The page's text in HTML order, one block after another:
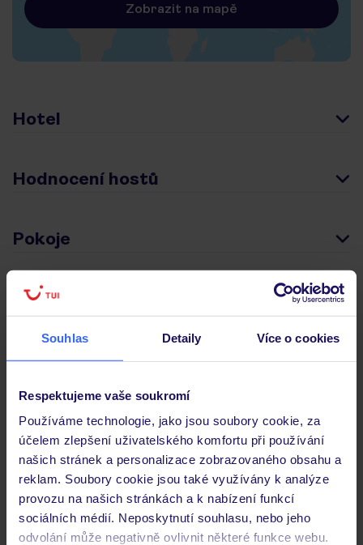
Souhlas Detaily Více o cookies
Respektujeme vaše soukromí
Používáme technologie, jako jsou soubory cookie, za
účelem zlepšení uživatelského komfortu při používání
našich stránek a personalizace zobrazovaného obsahu a
reklam. Soubory cookie jsou také využívány k analýze
provozu na našich stránkách a k nabízení funkcí
sociálních médií. Neposkytnutí souhlasu, nebo jeho
odvolání může negativně ovlivnit některé funkce webu.
Zobrazit na mapě
Hotel
Hodnocení hostů
Pokoje
Stravování
Důležité informace
Často kladené otázky
Jaké doklady jsou potřebné při cestování?
Budeme ubytováni ihned po příjezdu do hotelu?
Kam jít po přistání a vyzvednutí zavazadel?
Zobrazit další